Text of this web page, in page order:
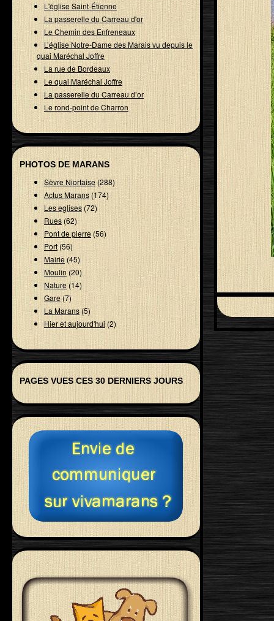
L'église Saint-Étienne
La passerelle du Carreau d'or
Le Chemin des Enfreneaux
L’église Notre-Dame des Marais vu depuis le
quai Maréchal Joffre
La rue de Bordeaux
Le quai Maréchal Joffre
La passerelle du Carreau d’or
Le rond-point de Charron
PHOTOS DE MARANS
Sèvre Niortaise(288)
Actus Marans (174)
Les eglises(72)
Rues(62)
Pont de pierre(56)
Port(56)
Mairie(45)
Moulin(20)
Nature(14)
Gare (7)
La Marans(5)
Hier et aujourd'hui (2)
PAGES VUES CES 30 DERNIERS JOURS